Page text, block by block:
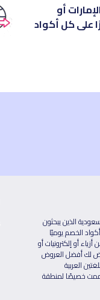
أو
على كل أكواد
الذين يبحثون
الخصم يوميًا
أو إلكترونيات أو
لك أفضل العروض
العربية
خصيصًا لمنطقة